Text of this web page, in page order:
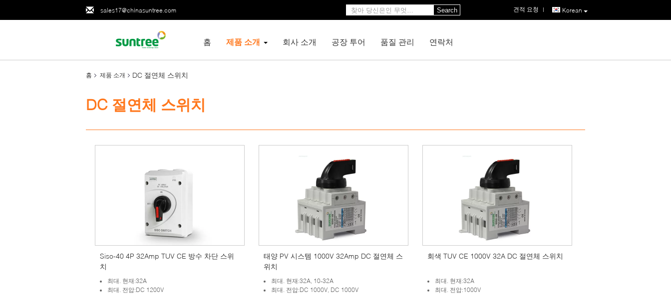
sales17@chinasuntree.com Korean
견적 요청 |
Search
홈 제품 소개 회사 소개 공장 투어 품질 관리 연락처
홈 제품 소개 DC 절연체 스위치
DC 절연체 스위치
Siso-40 4P 32Amp TUV CE 방수 차단 스위
치
최대. 현재:32A
최대. 전압:DC 1200V
태양 PV 시스템 1000V 32Amp DC 절연체 스
위치
최대. 현재:32A, 10-32A
최대. 전압:DC 1000V, DC 1000V
회색 TUV CE 1000V 32A DC 절연체 스위치
최대. 현재:32A
최대. 전압:1000V